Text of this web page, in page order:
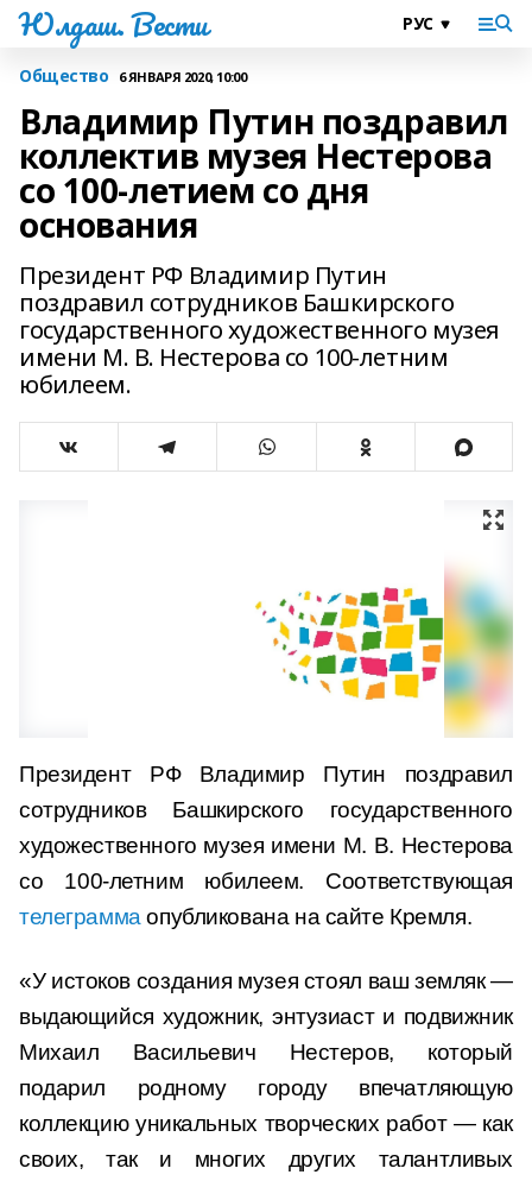
Юлдаш. Вести
Общество 6 ЯНВАРЯ 2020, 10:00
Владимир Путин поздравил
коллектив музея Нестерова
со 100-летием со дня
основания
Президент РФ Владимир Путин
поздравил сотрудников Башкирского
государственного художественного музея
имени М. В​​​. Нестерова со 100-летним
юбилеем.
Президент РФ Владимир Путин поздравил
сотрудников Башкирского государственного
художественного музея имени М. В​​​. Нестерова
со 100-летним юбилеем. Соответствующая
телеграмма опубликована на сайте Кремля.
«У истоков создания музея стоял ваш земляк —
выдающийся художник, энтузиаст и подвижник
Михаил Васильевич Нестеров, который
подарил родному городу впечатляющую
коллекцию уникальных творческих работ — как
своих, так и многих других талантливых